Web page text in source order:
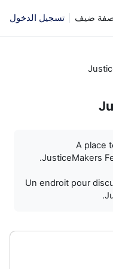
ضيف تسجيل الدخول
A place
JusticeMakers
Un endroit pour